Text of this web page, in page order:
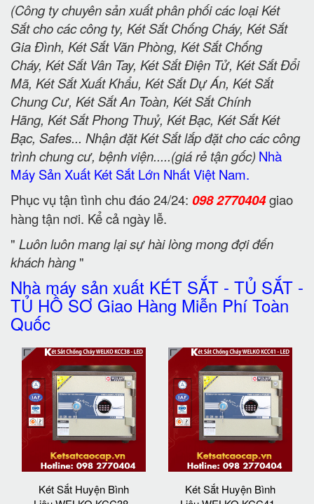
(Công ty chuyên sản xuất phân phối các loại Két
Sắt cho các công ty, Két Sắt Chống Cháy, Két Sắt
Gia Đình, Két Sắt Văn Phòng, Két Sắt Chống
Cháy, Két Sắt Vân Tay, Két Sắt Điện Tử, Két Sắt Đổi
Mã, Két Sắt Xuất Khẩu, Két Sắt Dự Án, Két Sắt
Chung Cư, Két Sắt An Toàn, Két Sắt Chính
Hãng, Két Sắt Phong Thuỷ, Két Bạc, Két Sắt Két
Bạc, Safes... Nhận đặt Két Sắt lắp đặt cho các công
trình chung cư, bệnh viện.....(giá rẻ tận gốc) Nhà
Máy Sản Xuất Két Sắt Lớn Nhất Việt Nam.
Phục vụ tận tình chu đáo 24/24: 098 2770404giao
hàng tận nơi. Kể cả ngày lễ.
" Luôn luôn mang lại sự hài lòng mong đợi đến
khách hàng"
Nhà máy sản xuất KÉT SẮT - TỦ SẮT -
TỦ HỒ SƠ Giao Hàng Miễn Phí Toàn
Quốc
Két Sắt Huyện Bình
Két Sắt Huyện Bình